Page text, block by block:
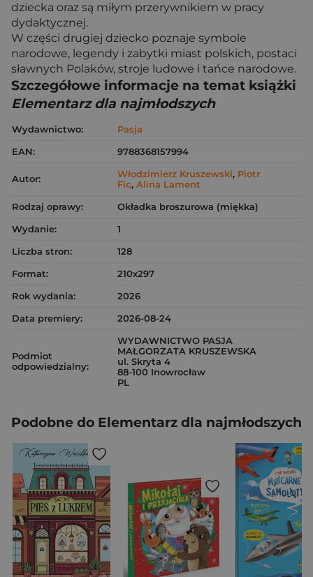
dziecka oraz są miłym przerywnikiem w pracy
dydaktycznej.
W części drugiej dziecko poznaje symbole
narodowe, legendy i zabytki miast polskich, postaci
sławnych Polaków, stroje ludowe i tańce narodowe.
Szczegółowe informacje na temat książki
Elementarz dla najmłodszych
Wydawnictwo:
Pasja
EAN:
9788368157994
Autor: Włodzimierz Kruszewski, Piotr
Fic, Alina Lament
Rodzaj oprawy:
Okładka broszurowa (miękka)
Wydanie:
1
Liczba stron:
128
Format:
210x297
Rok wydania:
2026
Data premiery:
2026-08-24
Podmiot
odpowiedzialny:
WYDAWNICTWO PASJA
MAŁGORZATA KRUSZEWSKA
ul. Skryta 4
88-100 Inowrocław
PL
Podobne do Elementarz dla najmłodszych